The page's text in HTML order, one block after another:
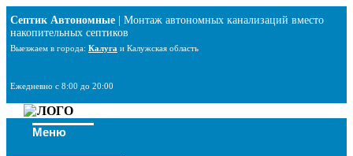
к
содержимому
Септик Автономные | Монтаж автономных канализаций вместо
накопительных септиков
Выезжаем в города: Калуга и Калужская область
Ежедневно с 8:00 до 20:00
Меню